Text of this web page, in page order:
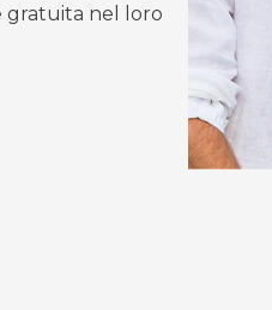
gratuita nel loro